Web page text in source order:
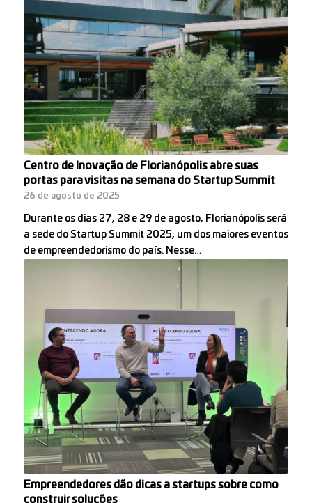
Centro de Inovação de Florianópolis abre suas
portas para visitas na semana do Startup Summit
26 de agosto de 2025
Durante os dias 27, 28 e 29 de agosto, Florianópolis será
a sede do Startup Summit 2025, um dos maiores eventos
de empreendedorismo do país. Nesse…
Empreendedores dão dicas a startups sobre como
construir soluções